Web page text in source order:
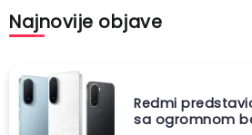
Najnovije objave
Redmi
sa ogromnom